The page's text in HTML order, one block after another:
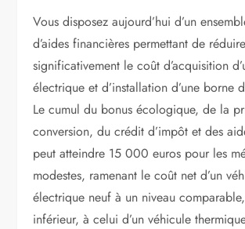
Vous disposez aujourd’hui d’un
d’aides financières permettant de réduire
significativement le coût d’acquisition
électrique et d’installation d’une borne
Le cumul du bonus écologique, de la
conversion, du crédit d’impôt et des
peut atteindre 15 000 euros pour les
modestes, ramenant le coût net d’un
électrique neuf à un niveau
inférieur, à celui d’un véhicule